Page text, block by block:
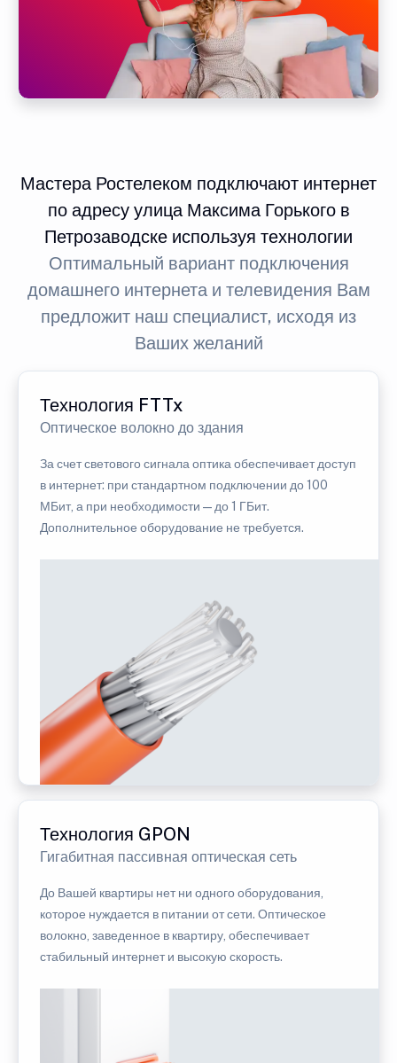
Мастера Ростелеком подключают интернет
по адресу улица Максима Горького в
Петрозаводске используя технологии
Оптимальный вариант подключения
домашнего интернета и телевидения Вам
предложит наш специалист, исходя из
Ваших желаний
Технология FTTx
Оптическое волокно до здания
За счет светового сигнала оптика обеспечивает доступ
в интернет: при стандартном подключении до 100
МБит, а при необходимости — до 1 ГБит.
Дополнительное оборудование не требуется.
Технология GPON
Гигабитная пассивная оптическая сеть
До Вашей квартиры нет ни одного оборудования,
которое нуждается в питании от сети. Оптическое
волокно, заведенное в квартиру, обеспечивает
стабильный интернет и высокую скорость.